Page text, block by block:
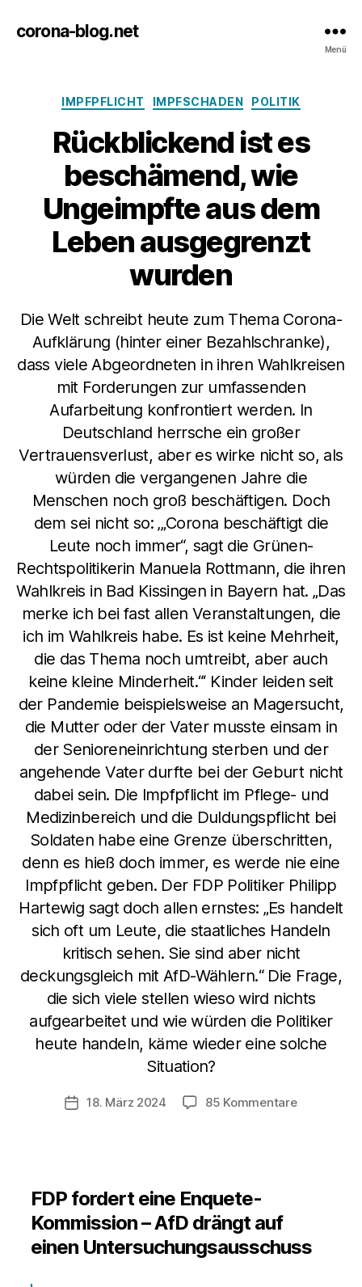
corona-blog.net
Menü
Kategorien
IMPFPFLICHT IMPFSCHADEN POLITIK
Rückblickend ist es
beschämend, wie
Ungeimpfte aus dem
Leben ausgegrenzt
wurden
Die Welt schreibt heute zum Thema Corona-
Aufklärung (hinter einer Bezahlschranke),
dass viele Abgeordneten in ihren Wahlkreisen
mit Forderungen zur umfassenden
Aufarbeitung konfrontiert werden. In
Deutschland herrsche ein großer
Vertrauensverlust, aber es wirke nicht so, als
würden die vergangenen Jahre die
Menschen noch groß beschäftigen. Doch
dem sei nicht so: ‚„Corona beschäftigt die
Leute noch immer“, sagt die Grünen-
Rechtspolitikerin Manuela Rottmann, die ihren
Wahlkreis in Bad Kissingen in Bayern hat. „Das
merke ich bei fast allen Veranstaltungen, die
ich im Wahlkreis habe. Es ist keine Mehrheit,
die das Thema noch umtreibt, aber auch
keine kleine Minderheit.“‘ Kinder leiden seit
der Pandemie beispielsweise an Magersucht,
die Mutter oder der Vater musste einsam in
der Senioreneinrichtung sterben und der
angehende Vater durfte bei der Geburt nicht
dabei sein. Die Impfpflicht im Pflege- und
Medizinbereich und die Duldungspflicht bei
Soldaten habe eine Grenze überschritten,
denn es hieß doch immer, es werde nie eine
Impfpflicht geben. Der FDP Politiker Philipp
Hartewig sagt doch allen ernstes: „Es handelt
sich oft um Leute, die staatliches Handeln
kritisch sehen. Sie sind aber nicht
deckungsgleich mit AfD-Wählern.“ Die Frage,
die sich viele stellen wieso wird nichts
aufgearbeitet und wie würden die Politiker
heute handeln, käme wieder eine solche
Situation?
Veröffentlichungsdatum
18. März 2024 85 Kommentarezu
dem
FDP fordert eine Enquete-
Kommission – AfD drängt auf
einen Untersuchungsausschuss